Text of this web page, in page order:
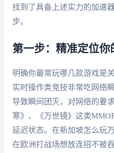
找到了具备上述实力的加速
步。
第一步：精准定位你
明确你最常玩哪几款游戏是
实时操作类竞技非常吃网络
导致瞬间团灭，对网络的要
寒》、《万世镜》这类
延迟状态。在新加坡怎么玩
在欧洲打战场想放连招不被